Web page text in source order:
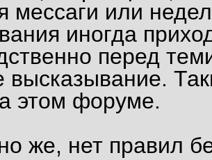
мессаги или
иногда
перед
высказывание.
этом форуме.
же, нет правил